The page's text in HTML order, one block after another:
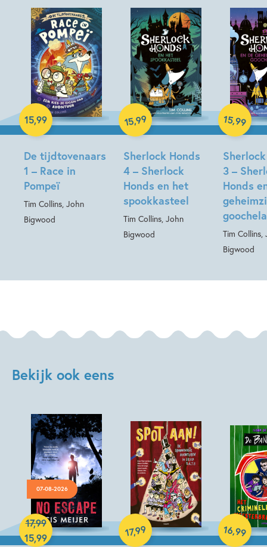
De tijdtovenaars
1 – Race in
Pompeï
Tim Collins, John
Bigwood
15,99
Hardcover
Sherlock Honds
4 – Sherlock
Honds en het
spookkasteel
Tim Collins, John
Bigwood
15,99
Hardcover
3 –
Honds
Tim Collins,
Bigwood
15,99
Hardcover
Bekijk ook eens
07-08-2026
17,99
15,99
Hardcover
17,99
Hardcover 16,99
Hardcover